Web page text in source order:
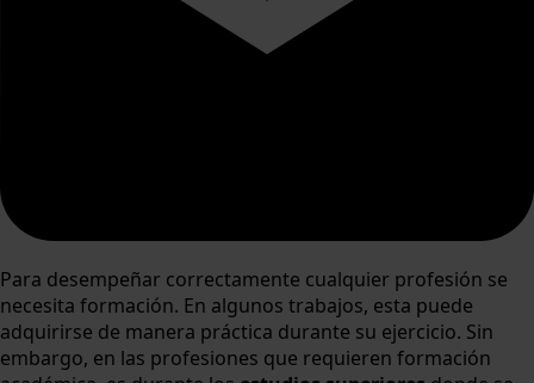
Para desempeñar correctamente cualquier profesión se
necesita formación. En algunos trabajos, esta puede
adquirirse de manera práctica durante su ejercicio. Sin
embargo, en las profesiones que requieren formación